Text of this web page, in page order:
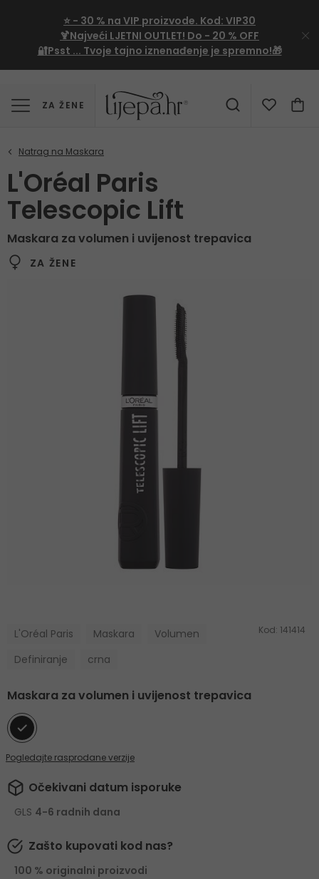
⭐ - 30 % na VIP proizvode. Kod: VIP30
🍹Najveći LJETNI OUTLET! Do - 20 % OFF
🔐Psst ... Tvoje tajno iznenađenje je spremno!🎁
ZA ŽENE
L'Oréal Paris
Telescopic Lift
Maskara za volumen i uvijenost trepavica
ZA ŽENE
L'Oréal Paris Maskara
Volumen
Definiranje
crna
Kod: 141414
Maskara za volumen i uvijenost trepavica
Pogledajte rasprodane verzije
Očekivani datum isporuke
GLS 4-6 radnih dana
Zašto kupovati kod nas?
100 % originalni proizvodi